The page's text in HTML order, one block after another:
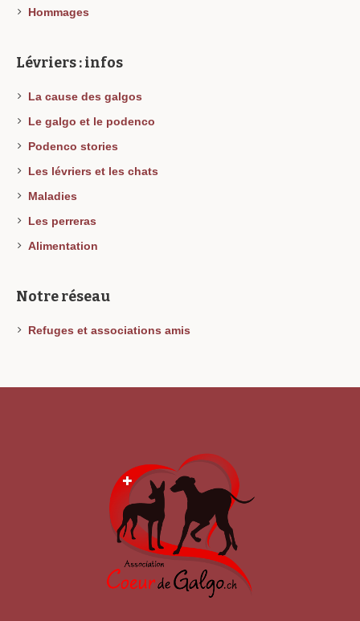
Hommages
Lévriers : infos
La cause des galgos
Le galgo et le podenco
Podenco stories
Les lévriers et les chats
Maladies
Les perreras
Alimentation
Notre réseau
Refuges et associations amis